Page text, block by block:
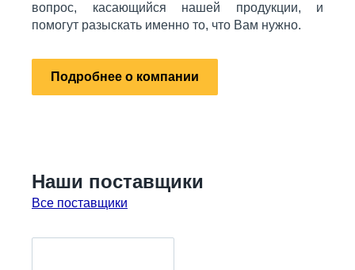
вопрос, касающийся нашей продукции, и
помогут разыскать именно то, что Вам нужно.
Подробнее о компании
Наши поставщики
Все поставщики